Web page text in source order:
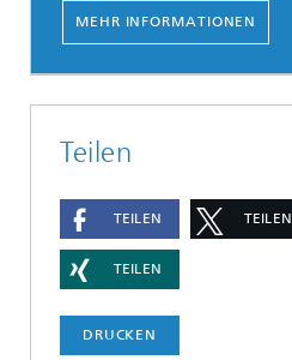
MEHR INFORMATIONEN
Teilen
TEILEN TEILEN
TEILEN
DRUCKEN